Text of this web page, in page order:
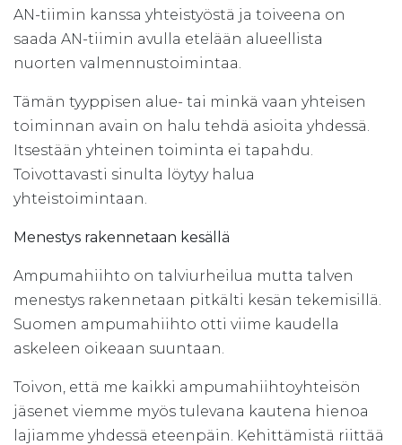
AN-tiimin kanssa yhteistyöstä ja toiveena on
saada AN-tiimin avulla etelään alueellista
nuorten valmennustoimintaa.
Tämän tyyppisen alue- tai minkä vaan yhteisen
toiminnan avain on halu tehdä asioita yhdessä.
Itsestään yhteinen toiminta ei tapahdu.
Toivottavasti sinulta löytyy halua
yhteistoimintaan.
Menestys rakennetaan kesällä
Ampumahiihto on talviurheilua mutta talven
menestys rakennetaan pitkälti kesän tekemisillä.
Suomen ampumahiihto otti viime kaudella
askeleen oikeaan suuntaan.
Toivon, että me kaikki ampumahiihtoyhteisön
jäsenet viemme myös tulevana kautena hienoa
lajiamme yhdessä eteenpäin. Kehittämistä riittää